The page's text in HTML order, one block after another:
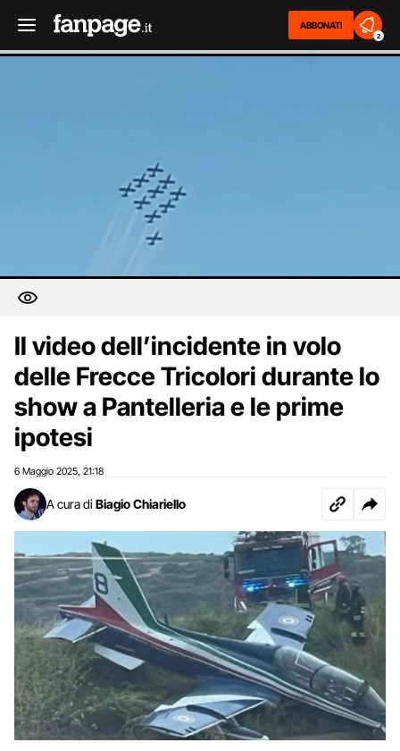
ABBONATI
2
Il video dell’incidente in volo
delle Frecce Tricolori durante lo
show a Pantelleria e le prime
ipotesi
6 Maggio 2025 21:18
A cura di Biagio Chiariello